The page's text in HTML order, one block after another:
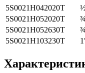
5S0021H042020T
5S0021H052020T
5S0021H052630T
5S0021H103230T